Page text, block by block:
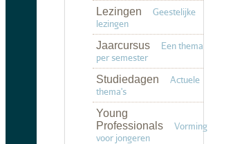
Lezingen
Geestelijke
lezingen
Jaarcursus
Een thema
per semester
Studiedagen
Actuele
thema's
Young
Professionals
Vorming
voor jongeren